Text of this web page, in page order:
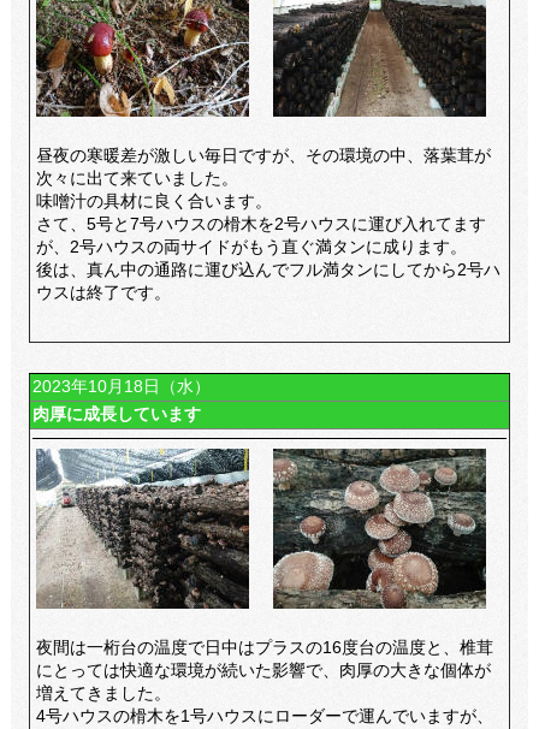
昼夜の寒暖差が激しい毎日ですが、その環境の中、落葉茸が
次々に出て来ていました。
味噌汁の具材に良く合います。
さて、5号と7号ハウスの榾木を2号ハウスに運び入れてます
が、2号ハウスの両サイドがもう直ぐ満タンに成ります。
後は、真ん中の通路に運び込んでフル満タンにしてから2号ハ
ウスは終了です。
2023年10月18日（水）
肉厚に成長しています
夜間は一桁台の温度で日中はプラスの16度台の温度と、椎茸
にとっては快適な環境が続いた影響で、肉厚の大きな個体が
増えてきました。
4号ハウスの榾木を1号ハウスにローダーで運んでいますが、